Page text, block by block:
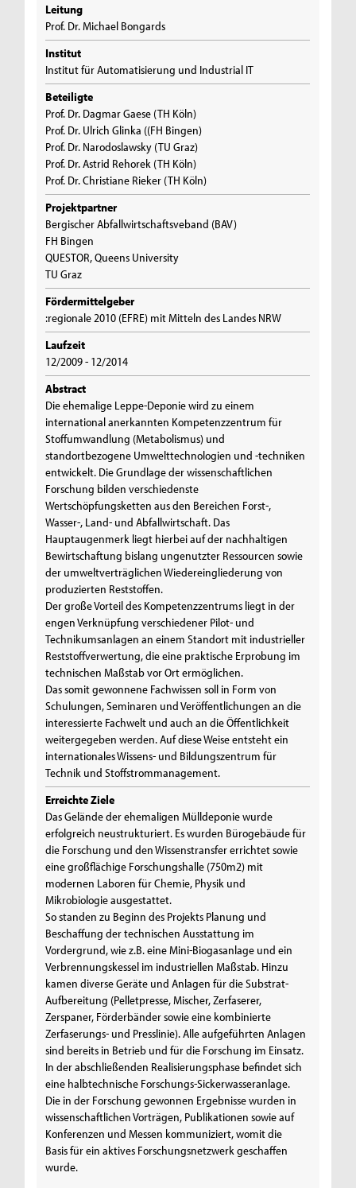
Leitung
Prof. Dr. Michael Bongards
Institut
Institut für Automatisierung und Industrial IT
Beteiligte
Prof. Dr. Dagmar Gaese (TH Köln)
Prof. Dr. Ulrich Glinka ((FH Bingen)
Prof. Dr. Narodoslawsky (TU Graz)
Prof. Dr. Astrid Rehorek (TH Köln)
Prof. Dr. Christiane Rieker (TH Köln)
Projektpartner
Bergischer Abfallwirtschaftsveband (BAV)
FH Bingen
QUESTOR, Queens University
TU Graz
Fördermittelgeber
:regionale 2010 (EFRE) mit Mitteln des Landes NRW
Laufzeit
12/2009 - 12/2014
Abstract
Die ehemalige Leppe-Deponie wird zu einem
international anerkannten Kompetenzzentrum für
Stoffumwandlung (Metabolismus) und
standortbezogene Umwelttechnologien und -techniken
entwickelt. Die Grundlage der wissenschaftlichen
Forschung bilden verschiedenste
Wertschöpfungsketten aus den Bereichen Forst-,
Wasser-, Land- und Abfallwirtschaft. Das
Hauptaugenmerk liegt hierbei auf der nachhaltigen
Bewirtschaftung bislang ungenutzter Ressourcen sowie
der umweltverträglichen Wiedereingliederung von
produzierten Reststoffen.
Der große Vorteil des Kompetenzzentrums liegt in der
engen Verknüpfung verschiedener Pilot- und
Technikumsanlagen an einem Standort mit industrieller
Reststoffverwertung, die eine praktische Erprobung im
technischen Maßstab vor Ort ermöglichen.
Das somit gewonnene Fachwissen soll in Form von
Schulungen, Seminaren und Veröffentlichungen an die
interessierte Fachwelt und auch an die Öffentlichkeit
weitergegeben werden. Auf diese Weise entsteht ein
internationales Wissens- und Bildungszentrum für
Technik und Stoffstrommanagement.
Erreichte Ziele
Das Gelände der ehemaligen Mülldeponie wurde
erfolgreich neustrukturiert. Es wurden Bürogebäude für
die Forschung und den Wissenstransfer errichtet sowie
eine großflächige Forschungshalle (750m2) mit
modernen Laboren für Chemie, Physik und
Mikrobiologie ausgestattet.
So standen zu Beginn des Projekts Planung und
Beschaffung der technischen Ausstattung im
Vordergrund, wie z.B. eine Mini-Biogasanlage und ein
Verbrennungskessel im industriellen Maßstab. Hinzu
kamen diverse Geräte und Anlagen für die Substrat-
Aufbereitung (Pelletpresse, Mischer, Zerfaserer,
Zerspaner, Förderbänder sowie eine kombinierte
Zerfaserungs- und Presslinie). Alle aufgeführten Anlagen
sind bereits in Betrieb und für die Forschung im Einsatz.
In der abschließenden Realisierungsphase befindet sich
eine halbtechnische Forschungs-Sickerwasseranlage.
Die in der Forschung gewonnen Ergebnisse wurden in
wissenschaftlichen Vorträgen, Publikationen sowie auf
Konferenzen und Messen kommuniziert, womit die
Basis für ein aktives Forschungsnetzwerk geschaffen
wurde.